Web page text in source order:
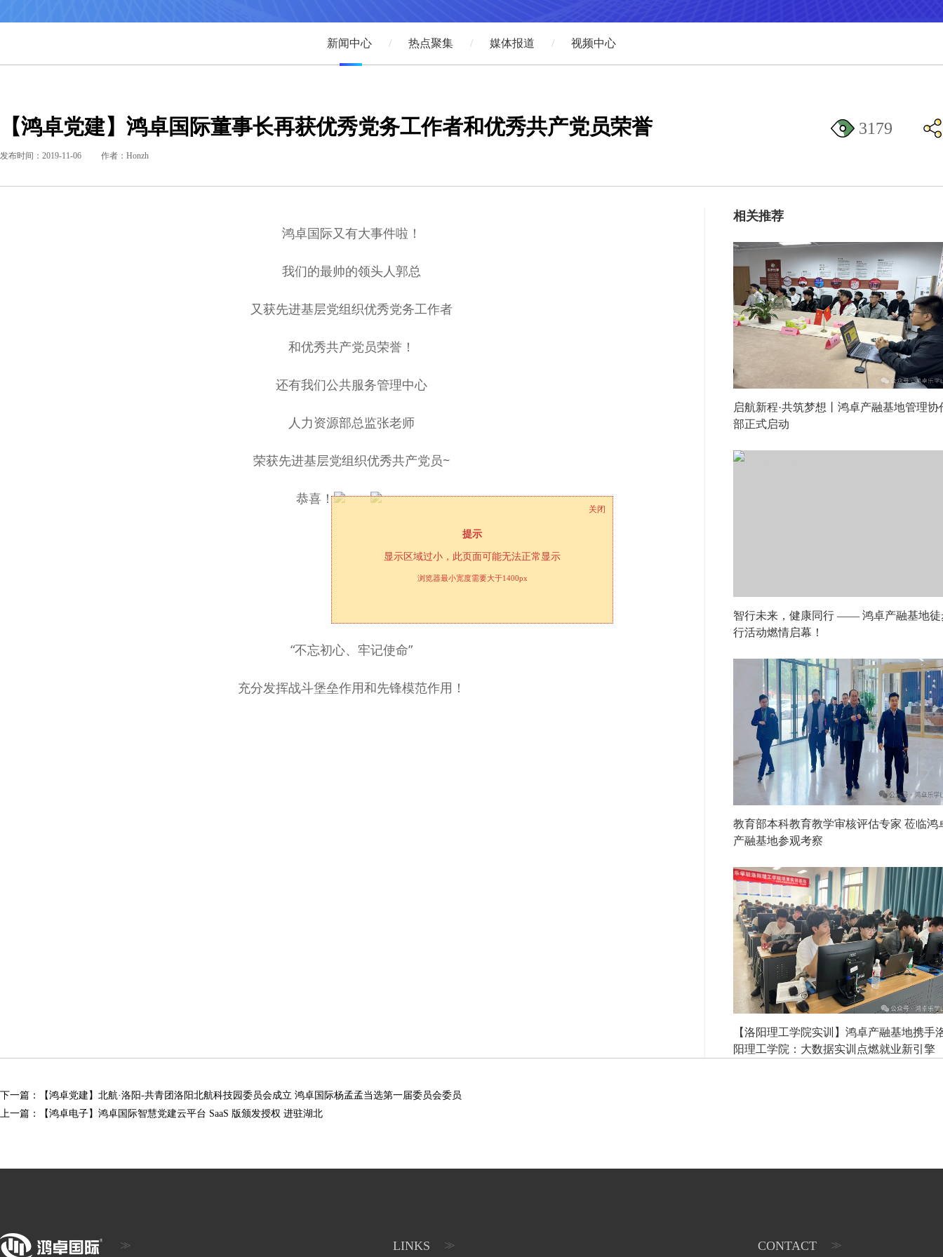
新闻中心 热点聚集 媒体报道 视频中心
3179
【鸿卓党建】鸿卓国际董事长再获优秀党务工作者和优秀共产党员荣誉
发布时间：2019-11-06 作者：Honzh
相关推荐
启航新程·共筑梦想丨鸿卓产融基地管理协
部正式启动
智行未来，健康同行 —— 鸿卓产融基地徒
行活动燃情启幕！
教育部本科教育教学审核评估专家 莅临鸿
产融基地参观考察
【洛阳理工学院实训】鸿卓产融基地携手
阳理工学院：大数据实训点燃就业新引擎
鸿卓国际又有大事件啦！
我们的最帅的领头人郭总
又获先进基层党组织优秀党务工作者
和优秀共产党员荣誉！
还有我们公共服务管理中心
人力资源部总监张老师
荣获先进基层党组织优秀共产党员~
恭喜！
“不忘初心、牢记使命”
充分发挥战斗堡垒作用和先锋模范作用！
下一篇：
【鸿卓党建】北航·洛阳-共青团洛阳北航科技园委员会成立 鸿卓国际杨孟孟当选第一届委员会委员
上一篇：
【鸿卓电子】鸿卓国际智慧党建云平台 SaaS 版颁发授权 进驻湖北
LINKS CONTACT
关闭
提示
显示区域过小，此页面可能无法正常显示
浏览器最小宽度需要大于1400px